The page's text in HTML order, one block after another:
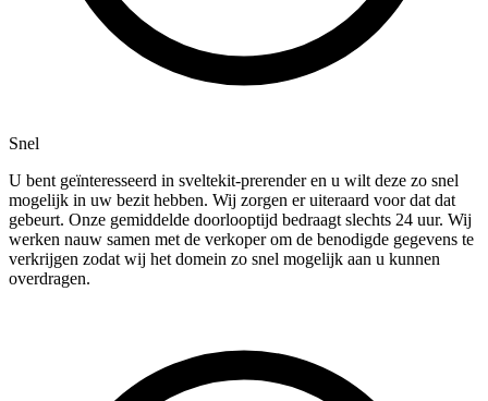
Snel
U bent geïnteresseerd in sveltekit-prerender en u wilt deze zo snel
mogelijk in uw bezit hebben. Wij zorgen er uiteraard voor dat dat
gebeurt. Onze gemiddelde doorlooptijd bedraagt slechts 24 uur. Wij
werken nauw samen met de verkoper om de benodigde gegevens te
verkrijgen zodat wij het domein zo snel mogelijk aan u kunnen
overdragen.